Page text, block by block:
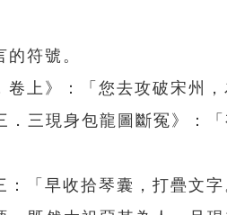
符號。
上》：「您去攻破宋州
．三現身包龍圖斷冤》：
「早收拾琴囊，打疊文